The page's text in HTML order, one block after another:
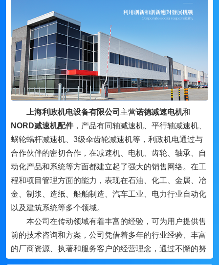
上海利政机电设备有限公司 主营诺德减速电机和
NORD减速机配件，产品有同轴减速机、平行轴减速机、
蜗轮蜗杆减速机、3级伞齿轮减速机等，利政机电通过与
合作伙伴的密切合作，在减速机、电机、齿轮、轴承、自
动化产品和系统等方面都建立起了强大的销售网络。在工
程和项目管理方面的能力，表现在石油、化工、金属、冶
金、制浆、造纸、船舶制造、汽车工业、电力行业自动化
以及建筑系统等多个领域。
本公司在传动领域有着丰富的经验，可为用户提供售
前的技术咨询和方案，公司凭借着多年的行业经验、丰富
的厂商资源、执著和服务客户的经营理念，通过不懈的努
力，与国内外的机电行业品牌及许多厂家密切合作，形成